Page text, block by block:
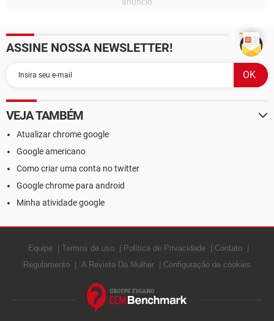
ASSINE NOSSA NEWSLETTER!
VEJA TAMBÉM
Atualizar chrome google
Google americano
Como criar uma conta no twitter
Google chrome para android
Minha atividade google
Equipe Termos de uso Política de Privacidade
Contato
Regulamento
A Revista Da Mulher Configuração de cookies